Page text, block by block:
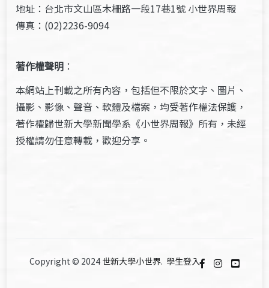
地址：台北市文山區木柵路一段17巷1號 小世界周報
傳真：(02)2236-9094
著作權聲明 ：
本網站上刊載之所有內容，包括但不限於文字、圖片、
攝影、影像、聲音、軟體及檔案，均受著作權法保護，
著作權歸世新大學新聞學系《小世界周報》所有，未經
授權請勿任意轉載，歡迎分享。
Copyright © 2024 世新大學小世界. 學生登入